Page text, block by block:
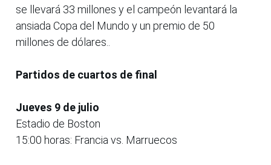
se llevará 33 millones y el campeón levantará la
ansiada Copa del Mundo y un premio de 50
millones de dólares..
Partidos de cuartos de final
Jueves 9 de julio
Estadio de Boston
15:00 horas: Francia vs. Marruecos